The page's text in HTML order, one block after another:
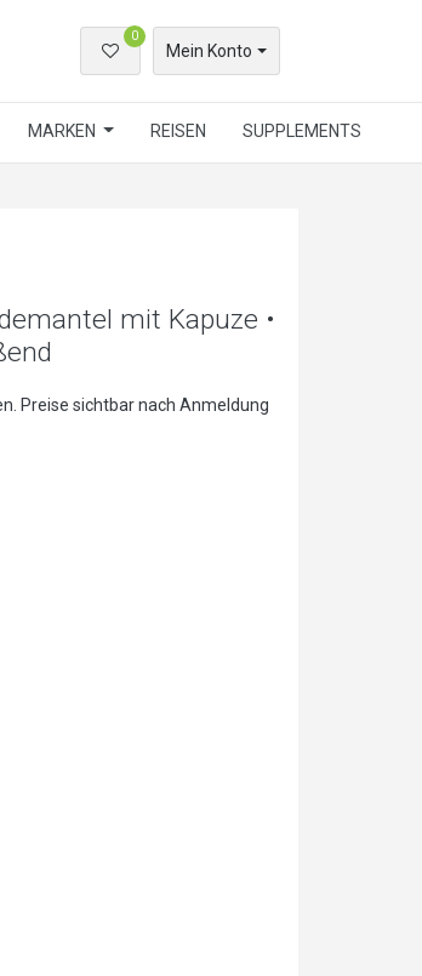
0
Mein Konto
MARKEN REISEN SUPPLEMENTS
mit Kapuze •
Preise sichtbar nach Anmeldung